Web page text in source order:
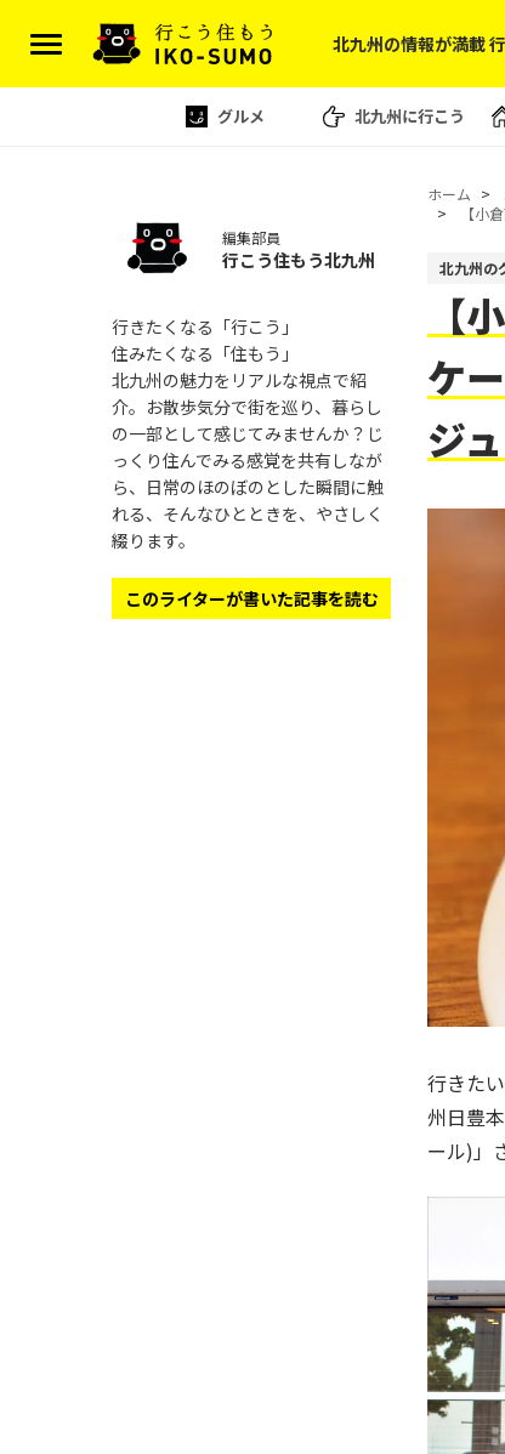
北九州の情報が満載
グルメ 北九州に行こう
ホーム
【小
北九州の
【
ケ
ジ
行きた
州日豊
ール)」
編集部員
行こう住もう北九州
行きたくなる「行こう」
住みたくなる「住もう」
北九州の魅力をリアルな視点で紹
介。お散歩気分で街を巡り、暮らし
の一部として感じてみませんか？じ
っくり住んでみる感覚を共有しなが
ら、日常のほのぼのとした瞬間に触
れる、そんなひとときを、やさしく
綴ります。
このライターが書いた記事を読む